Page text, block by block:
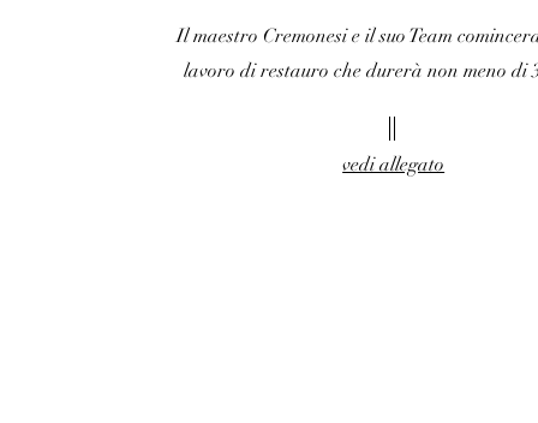
Il maestro Cremonesi e il suo Team
lavoro direstauro che durerà non meno di
vedi allegato